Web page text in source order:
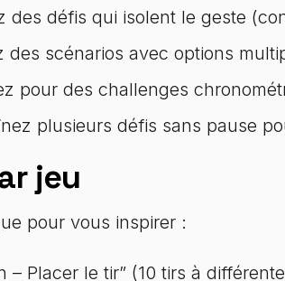
des défis qui isolent le geste
des scénarios avec options
pour des challenges
plusieurs défis sans pause
jeu
pour vous inspirer :
– Placer le tir” (10 tirs à